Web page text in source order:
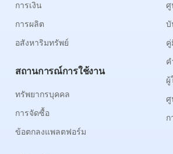
การเงิน
การผลิต
อสังหาริมทรัพย์
สถานการณ์การใช้งาน
ทรัพยากรบุคคล
การจัดซื้อ
ข้อตกลงแพลตฟอร์ม
ศู
บั
คู่
ค
ผู้
ศู
ก